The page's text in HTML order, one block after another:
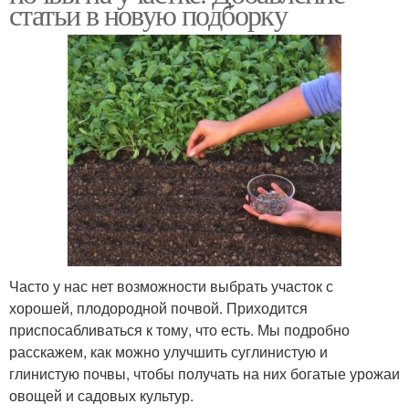
статьи в новую подборку
Часто у нас нет возможности выбрать участок с
хорошей, плодородной почвой. Приходится
приспосабливаться к тому, что есть. Мы подробно
расскажем, как можно улучшить суглинистую и
глинистую почвы, чтобы получать на них богатые урожаи
овощей и садовых культур.